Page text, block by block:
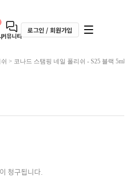
커뮤니티
로그인 / 회원가입
> 코나드 스탬핑 네일 폴리쉬 - S25 블랙 5ml
청구됩니다.